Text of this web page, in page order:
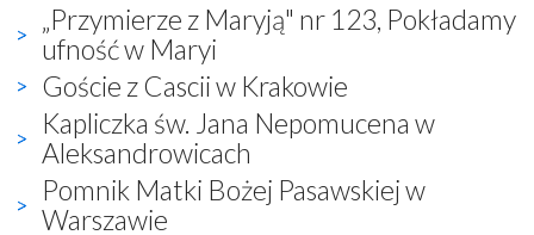
„Przymierze z Maryją" nr 123, Pokładamy
ufność w Maryi
Goście z Cascii w Krakowie
Kapliczka św. Jana Nepomucena w
Aleksandrowicach
Pomnik Matki Bożej Pasawskiej w
Warszawie